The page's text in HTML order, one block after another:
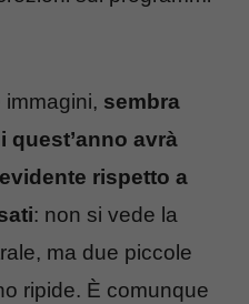
immagini, sembra
avrà
rispetto a
: non si vede la
ma due piccole
ripide. È comunque